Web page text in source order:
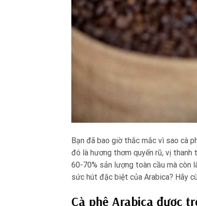
Bạn đã bao giờ thắc mắc vì sao cà
đó là hương thơm quyến rũ, vị thanh
60-70% sản lượng toàn cầu mà còn
sức hút đặc biệt của Arabica? Hãy
Cà phê Arabica được